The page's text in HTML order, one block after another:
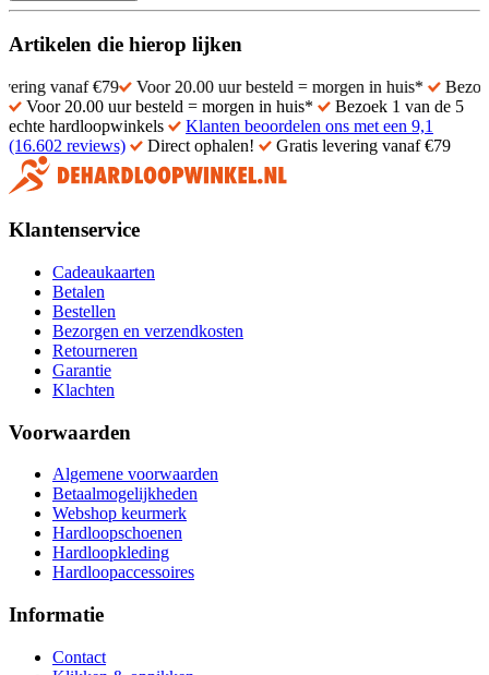
Artikelen die hierop lijken
€79 Voor 20.00 uur besteld = morgen in huis*
Bezoek 1 van
Voor 20.00 uur besteld = morgen in huis*
Bezoek 1 van de 5
echte hardloopwinkels
Klanten beoordelen ons met een 9,1
(16.602 reviews)
Direct ophalen! Gratis levering vanaf €79
Klantenservice
Cadeaukaarten
Betalen
Bestellen
Bezorgen en verzendkosten
Retourneren
Garantie
Klachten
Voorwaarden
Algemene voorwaarden
Betaalmogelijkheden
Webshop keurmerk
Hardloopschoenen
Hardloopkleding
Hardloopaccessoires
Informatie
Contact